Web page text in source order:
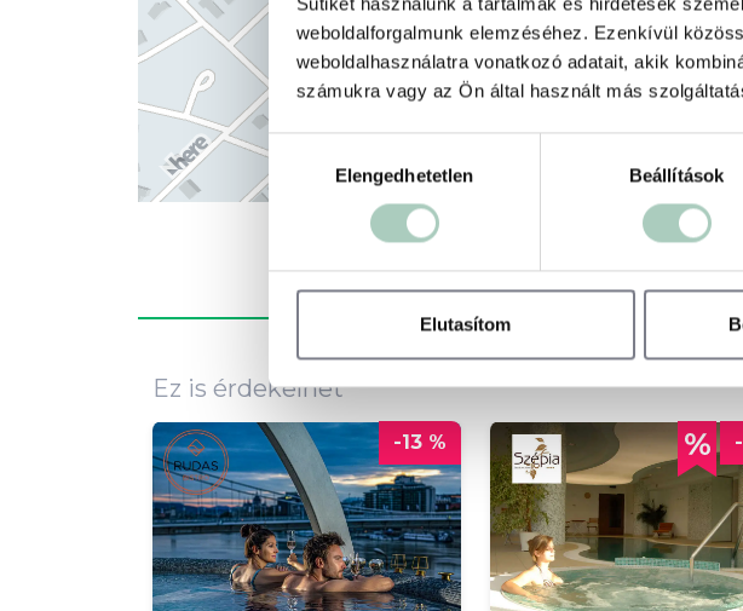
weboldalforgalmunk elemzéséhez. Ezenkívül
weboldalhasználatra vonatkozó adatait, akik
számukra vagy az Ön által használt más
Hozzájárulás
kiválasztásaElengedhetetlen Beállítások
Elutasítom
Ez is érdekelhet
-13 %